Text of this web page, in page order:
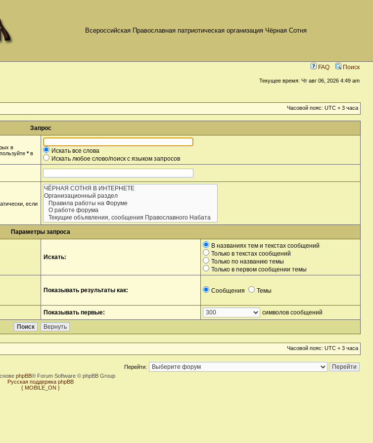
Всероссийская Православная патриотическая организация Чёрная Сотня
FAQ Поиск
Текущее время: Чт авг 06, 2026 4:49 am
Часовой пояс: UTC + 3 часа
Запрос
в
*в
Искать все слова
Искать любое слово/поиск с языком запросов
если
Параметры запроса
Искать:
В названиях тем и текстах сообщений
Только в текстах сообщений
Только по названию темы
Только в первом сообщении темы
Показывать результаты как: Сообщения Темы
Показывать первые: символов сообщений
Часовой пояс: UTC + 3 часа
Перейти:
phpBB® Forum Software © phpBB Group
Русская поддержка phpBB
{ MOBILE_ON }